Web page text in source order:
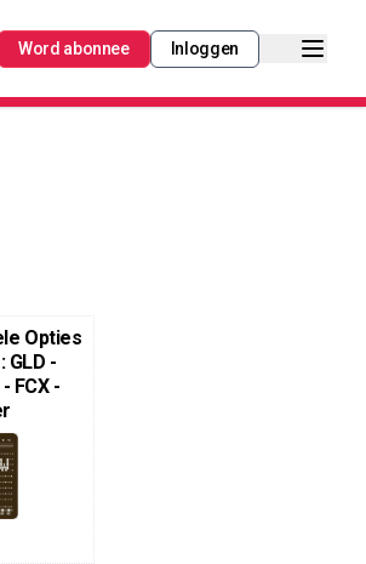
Word abonnee Inloggen
Opties
GLD -
FCX -